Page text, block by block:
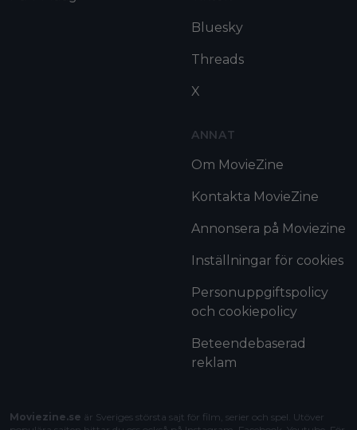
Bluesky
Threads
X
ANNAT
Om MovieZine
Kontakta MovieZine
Annonsera på Moviezine
Inställningar för cookies
Personuppgiftspolicy
och cookiepolicy
Beteendebaserad
reklam
Moviezine.se är Sveriges största sajt för film, serier och spel. Utöver